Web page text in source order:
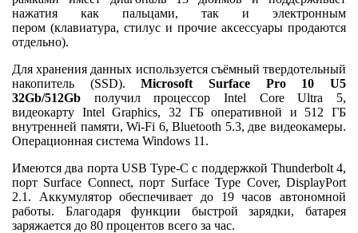
нажатия как пальцами, так и электронным
пером (клавиатура, стилус и прочие аксессуары продаются
отдельно).
Для хранения данных используется съёмный твердотельный
накопитель (SSD).Microsoft Surface Pro 10 U5
32Gb/512Gb получил процессор Intel Core Ultra 5,
видеокарту Intel Graphics, 32 ГБ оперативной и 512 ГБ
внутренней памяти, Wi-Fi 6, Bluetooth 5.3, две видеокамеры.
Операционная система Windows 11.
Имеются два порта USB Type-C с поддержкой Thunderbolt 4,
порт Surface Connect, порт Surface Type Cover, DisplayPort
2.1. Аккумулятор обеспечивает до 19 часов автономной
работы. Благодаря функции быстрой зарядки, батарея
заряжается до 80 процентов всего за час.